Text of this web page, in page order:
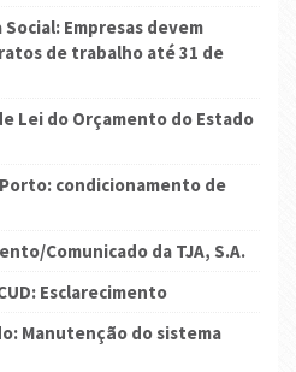
Empresas devem
de trabalho até 31 de
Lei do Orçamento do Estado
condicionamento de
Comunicado da TJA, S.A.
Esclarecimento
Manutenção do sistema